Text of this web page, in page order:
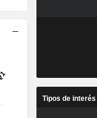
Tipos de interés